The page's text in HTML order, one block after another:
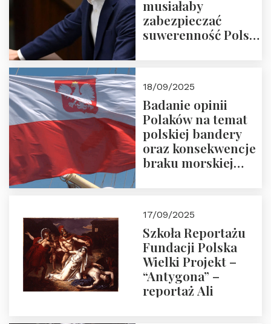
musiałaby
zabezpieczać
suwerenność Polski
18/09/2025
Badanie opinii
Polaków na temat
polskiej bandery
oraz konsekwencje
braku morskiej
17/09/2025
Szkoła Reportażu
Fundacji Polska
Wielki Projekt –
“Antygona” –
reportaż Ali